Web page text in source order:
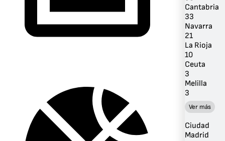
Cantabria
33
Navarra
21
La Rioja
10
Ceuta
3
Melilla
3
Ver más
Ciudad
Madrid